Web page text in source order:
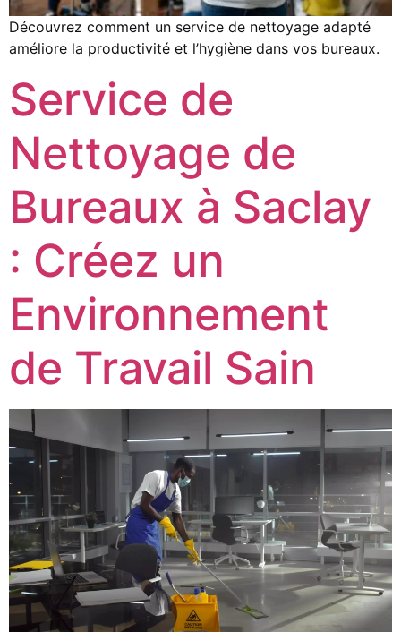
Découvrez comment un service de nettoyage adapté
améliore la productivité et l’hygiène dans vos bureaux.
Service de
Nettoyage de
Bureaux à Saclay
: Créez un
Environnement
de Travail Sain